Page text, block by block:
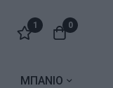
1 0
ΜΠΑΝΙΟ